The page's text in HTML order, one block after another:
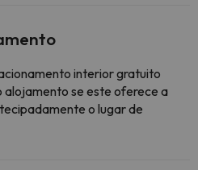
interior gratuito
se este oferece a
o lugar de